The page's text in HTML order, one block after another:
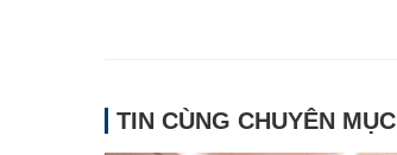
TIN CÙNG CHUYÊN MỤC